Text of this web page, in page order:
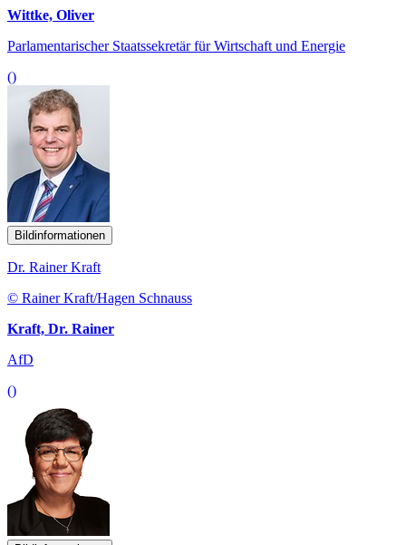
Wittke, Oliver
Parlamentarischer Staatssekretär für Wirtschaft und Energie
()
Bildinformationen
Dr. Rainer Kraft
© Rainer Kraft/Hagen Schnauss
Kraft, Dr. Rainer
AfD
()